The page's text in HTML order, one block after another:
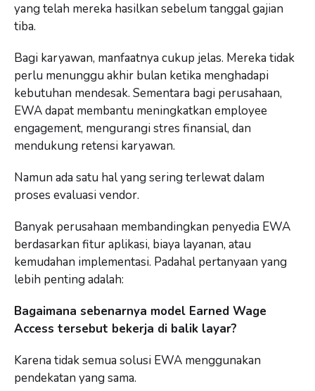
yang telah mereka hasilkan sebelum tanggal gajian
tiba.
Bagi karyawan, manfaatnya cukup jelas. Mereka tidak
perlu menunggu akhir bulan ketika menghadapi
kebutuhan mendesak. Sementara bagi perusahaan,
EWA dapat membantu meningkatkan employee
engagement, mengurangi stres finansial, dan
mendukung retensi karyawan.
Namun ada satu hal yang sering terlewat dalam
proses evaluasi vendor.
Banyak perusahaan membandingkan penyedia EWA
berdasarkan fitur aplikasi, biaya layanan, atau
kemudahan implementasi. Padahal pertanyaan yang
lebih penting adalah:
Bagaimana sebenarnya model Earned Wage
Access tersebut bekerja di balik layar?
Karena tidak semua solusi EWA menggunakan
pendekatan yang sama.